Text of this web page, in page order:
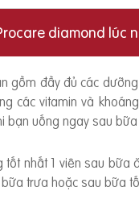
diamond lúc
gồm đầy đủ các
các vitamin và
bạn uống ngay sau
tốt nhất 1 viên sau
trưa hoặc sau bữa